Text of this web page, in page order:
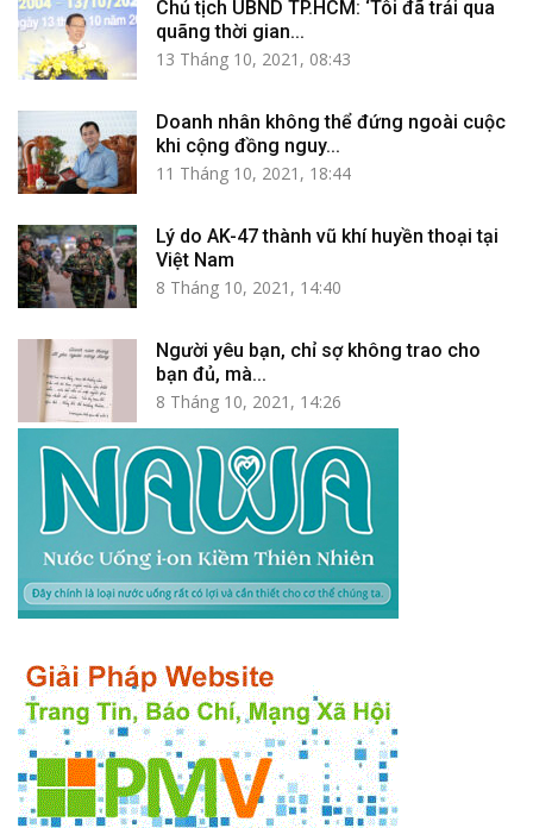
Chủ tịch UBND TP.HCM: ‘Tôi đã trải qua
quãng thời gian...
13 Tháng 10, 2021, 08:43
Doanh nhân không thể đứng ngoài cuộc
khi cộng đồng nguy...
11 Tháng 10, 2021, 18:44
Lý do AK-47 thành vũ khí huyền thoại tại
Việt Nam
8 Tháng 10, 2021, 14:40
Người yêu bạn, chỉ sợ không trao cho
bạn đủ, mà...
8 Tháng 10, 2021, 14:26